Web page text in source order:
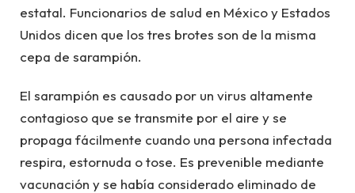
estatal. Funcionarios de salud en México y Estados
Unidos dicen que los tres brotes son de la misma
cepa de sarampión.
El sarampión es causado por un virus altamente
contagioso que se transmite por el aire y se
propaga fácilmente cuando una persona infectada
respira, estornuda o tose. Es prevenible mediante
vacunación y se había considerado eliminado de